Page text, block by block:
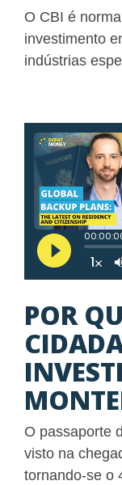
O CBI é
investimento
indústrias
POR
O passaporte
visto na
tornando-se o